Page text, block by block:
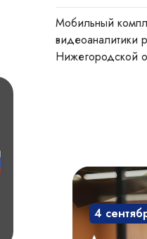
Мобильный
видеоаналитики
Нижегородской
Академия
СКУД:
мобильный
доступ,
4